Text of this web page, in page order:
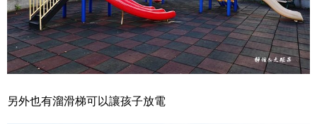
另外也有溜滑梯可以讓孩子放電